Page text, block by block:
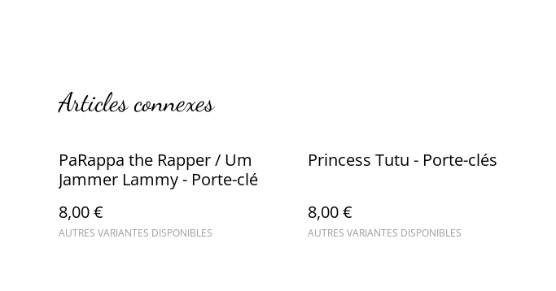
Articles connexes
PaRappa the Rapper / Um
Jammer Lammy - Porte-clé
8,00 €
AUTRES VARIANTES DISPONIBLES
Princess Tutu - Porte-clés
8,00 €
AUTRES VARIANTES DISPONIBLES